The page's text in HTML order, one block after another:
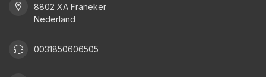
8802 XA Franeker
Nederland
0031850606505